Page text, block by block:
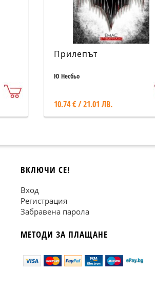
Прилепът
Ю Несбьо
10.74 € / 21.01 ЛВ.
ВКЛЮЧИ СЕ!
Вход
Регистрация
Забравена парола
МЕТОДИ ЗА ПЛАЩАНЕ